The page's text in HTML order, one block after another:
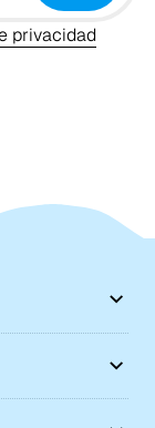
privacidad